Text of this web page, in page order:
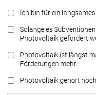
Ich bin für ein
Solange es
Photovoltaik gefördert
Photovoltaik ist längst
Förderungen mehr.
Photovoltaik gehört